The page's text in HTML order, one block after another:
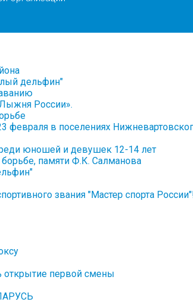
дельфин"
России».
в поселениях
юношей и девушек 12-14 лет
памяти Ф.К. Салманова
звания "Мастер спорта
открытие первой смены